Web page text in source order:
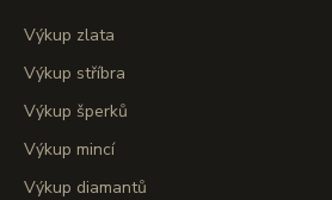
Výkup zlata
Výkup stříbra
Výkup šperků
Výkup mincí
Výkup diamantů